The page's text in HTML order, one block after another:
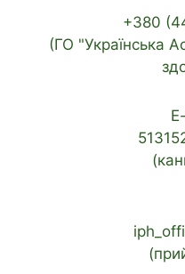
+380
(ГО "Українська